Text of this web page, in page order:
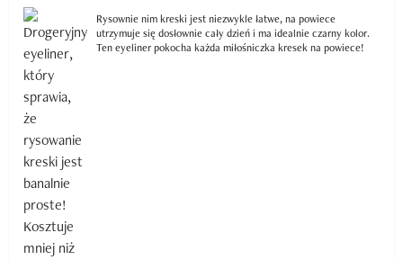
Rysownie nim kreski jest niezwykle łatwe, na powiece
utrzymuje się dosłownie cały dzień i ma idealnie czarny kolor.
Ten eyeliner pokocha każda miłośniczka kresek na powiece!